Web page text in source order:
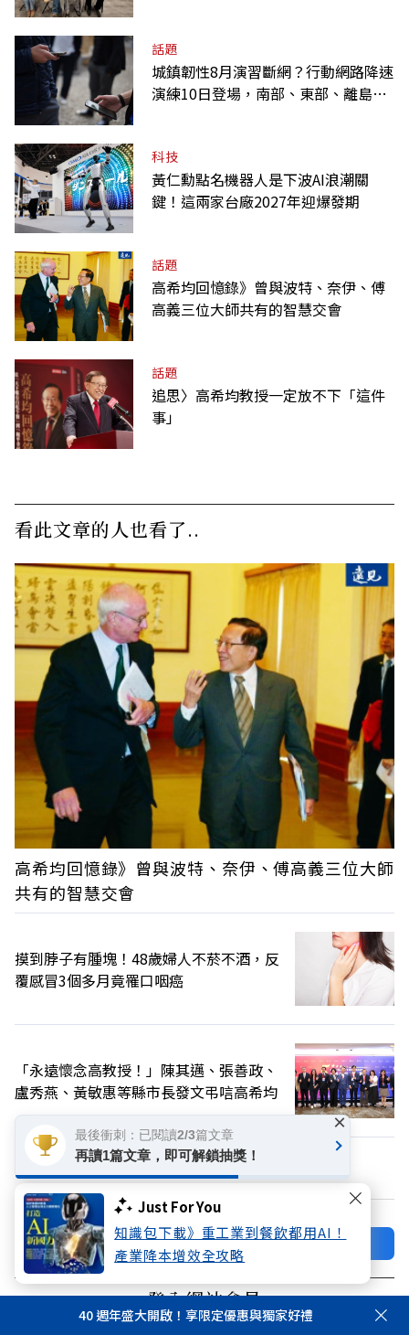
Just For You
知識包下載》重工業到餐飲都用AI！
產業降本增效全攻略
話題
城鎮韌性8月演習斷網？行動網路降速
演練10日登場，南部、東部、離島為
科技
黃仁勳點名機器人是下波AI浪潮關
鍵！這兩家台廠2027年迎爆發期
話題
高希均回憶錄》曾與波特、奈伊、傅
高義三位大師共有的智慧交會
話題
追思〉高希均教授一定放不下「這件
事」
看此文章的人也看了..
高希均回憶錄》曾與波特、奈伊、傅高義三位大師
共有的智慧交會
摸到脖子有腫塊！48歲婦人不菸不酒，反
覆感冒3個多月竟罹口咽癌
「永遠懷念高教授！」陳其邁、張善政、
盧秀燕、黃敏惠等縣市長發文弔唁高希均
換個主題看看
加好友 關注FB
登入網站會員
40 週年盛大開啟！享限定優惠與獨家好禮
最後衝刺：已閱讀2/3篇文章
再讀1篇文章，即可解鎖抽獎！
×